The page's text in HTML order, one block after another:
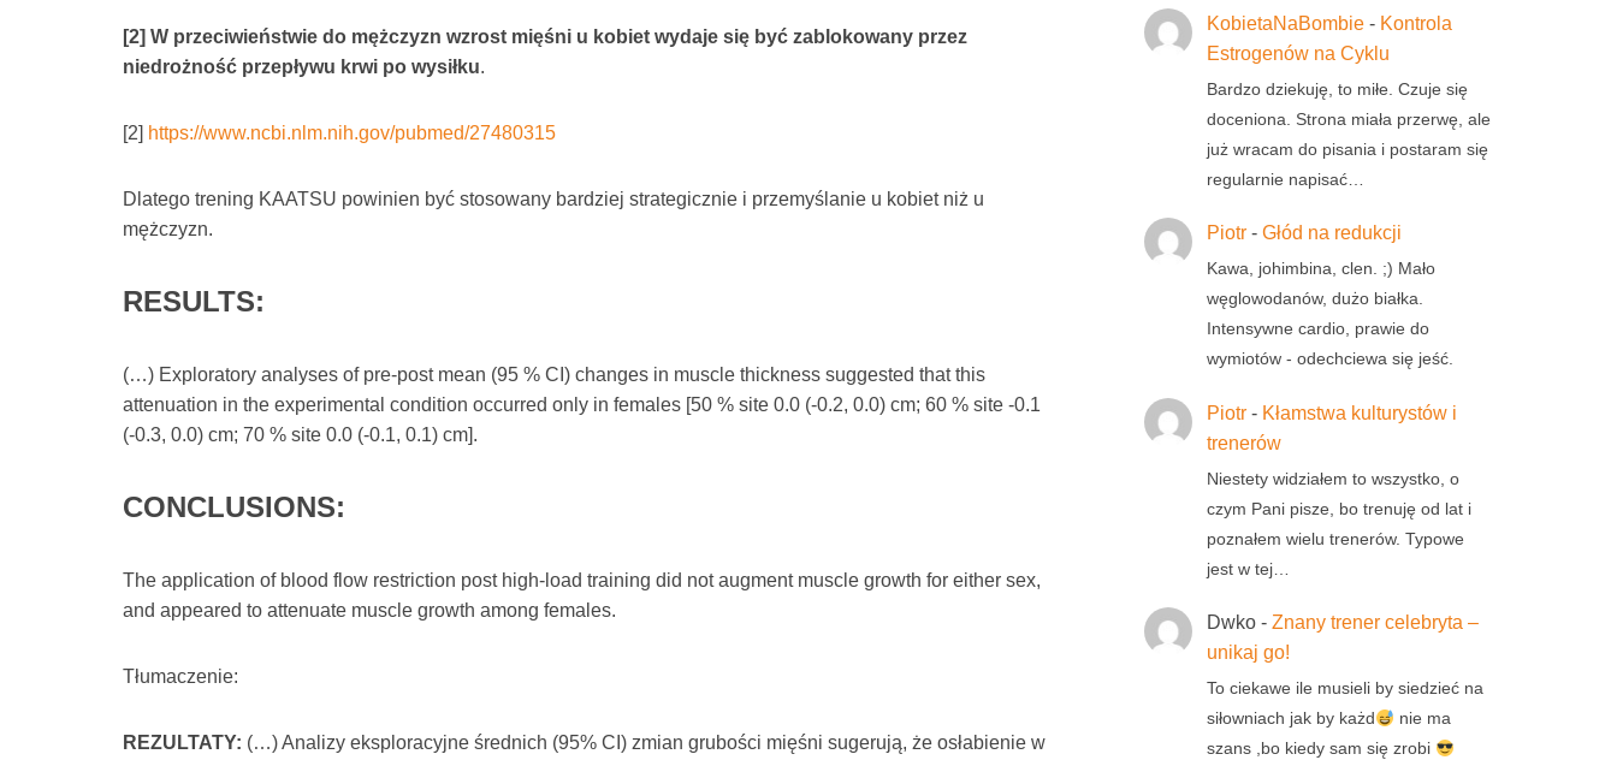
[2] W przeciwieństwie do mężczyzn wzrost mięśni u kobiet wydaje się być zablokowany przez
niedrożność przepływu krwi po wysiłku.
[2] https://www.ncbi.nlm.nih.gov/pubmed/27480315
Dlatego trening KAATSU powinien być stosowany bardziej strategicznie i przemyślanie u kobiet niż u
mężczyzn.
RESULTS:
(…) Exploratory analyses of pre-post mean (95 % CI) changes in muscle thickness suggested that this
attenuation in the experimental condition occurred only in females [50 % site 0.0 (-0.2, 0.0) cm; 60 % site -0.1
(-0.3, 0.0) cm; 70 % site 0.0 (-0.1, 0.1) cm].
CONCLUSIONS:
The application of blood flow restriction post high-load training did not augment muscle growth for either sex,
and appeared to attenuate muscle growth among females.
Tłumaczenie:
REZULTATY: (…) Analizy eksploracyjne średnich (95% CI) zmian grubości mięśni sugerują, że osłabienie w
KobietaNaBombie - Kontrola
Estrogenów na Cyklu
Bardzo dziekuję, to miłe. Czuje się
doceniona. Strona miała przerwę, ale
już wracam do pisania i postaram się
regularnie napisać…
Piotr - Głód na redukcji
Kawa, johimbina, clen. ;) Mało
węglowodanów, dużo białka.
Intensywne cardio, prawie do
wymiotów - odechciewa się jeść.
Piotr - Kłamstwa kulturystów i
trenerów
Niestety widziałem to wszystko, o
czym Pani pisze, bo trenuję od lat i
poznałem wielu trenerów. Typowe
jest w tej…
Dwko - Znany trener celebryta –
unikaj go!
To ciekawe ile musieli by siedzieć na
siłowniach jak by każd
nie ma
szans ,bo kiedy sam się zrobi